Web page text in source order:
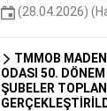
(28.04.2026)
TMMOB
ODASI 50.
ŞUBELER